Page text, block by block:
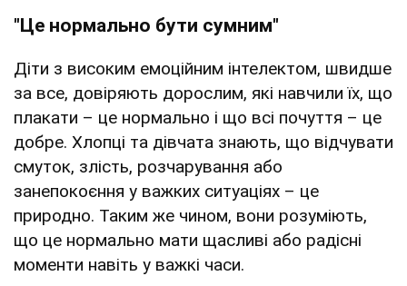
"Це нормально бути сумним"
Діти з високим емоційним інтелектом, швидше
за все, довіряють дорослим, які навчили їх, що
плакати – це нормально і що всі почуття – це
добре. Хлопці та дівчата знають, що відчувати
смуток, злість, розчарування або
занепокоєння у важких ситуаціях – це
природно. Таким же чином, вони розуміють,
що це нормально мати щасливі або радісні
моменти навіть у важкі часи.